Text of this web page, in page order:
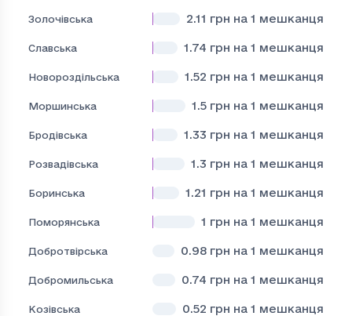
Золочівська 2.11 грн на 1 мешканця
Славська 1.74 грн на 1 мешканця
Новороздільська 1.52 грн на 1 мешканця
Моршинська 1.5 грн на 1 мешканця
Бродівська 1.33 грн на 1 мешканця
Розвадівська 1.3 грн на 1 мешканця
Боринська 1.21 грн на 1 мешканця
Поморянська 1 грн на 1 мешканця
Добротвірська 0.98 грн на 1 мешканця
Добромильська 0.74 грн на 1 мешканця
Козівська 0.52 грн на 1 мешканця